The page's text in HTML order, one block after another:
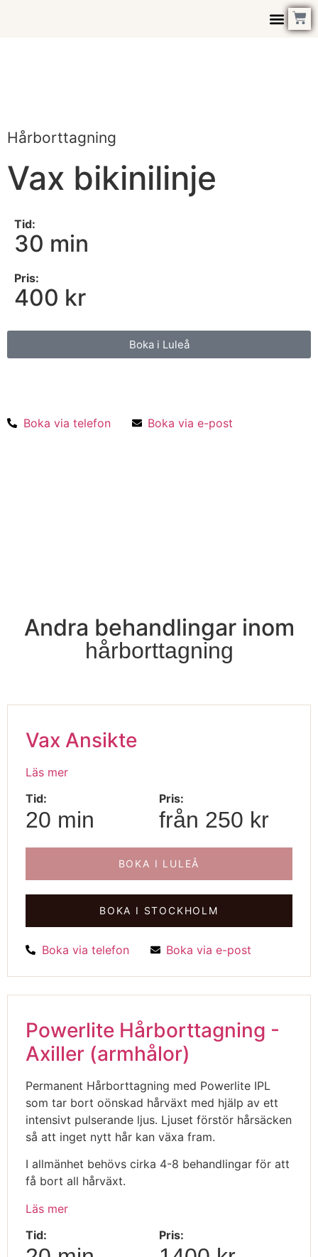
Hårborttagning
Vax bikinilinje
Tid:
30 min
Pris:
400 kr
Boka i Luleå
Boka via telefon Boka via e-post
Andra behandlingar inom
hårborttagning
Vax Ansikte
Läs mer
Tid:
20 min
Pris:
från 250 kr
BOKA I LULEÅ
BOKA I STOCKHOLM
Boka via telefon Boka via e-post
Powerlite Hårborttagning -
Axiller (armhålor)
Permanent Hårborttagning med Powerlite IPL
som tar bort oönskad hårväxt med hjälp av ett
intensivt pulserande ljus. Ljuset förstör hårsäcken
så att inget nytt hår kan växa fram.
I allmänhet behövs cirka 4-8 behandlingar för att
få bort all hårväxt.
Läs mer
Tid:
Pris: